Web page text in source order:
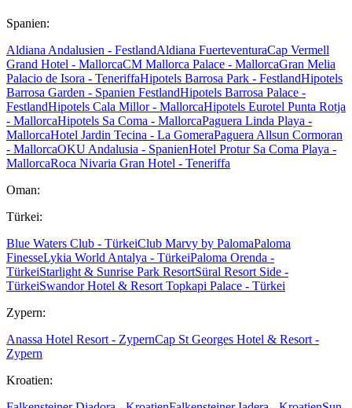
Spanien:
Aldiana Andalusien - FestlandAldiana FuerteventuraCap Vermell
Grand Hotel - MallorcaCM Mallorca Palace - MallorcaGran Melia
Palacio de Isora - TeneriffaHipotels Barrosa Park - FestlandHipotels
Barrosa Garden - Spanien FestlandHipotels Barrosa Palace -
FestlandHipotels Cala Millor - MallorcaHipotels Eurotel Punta Rotja
- MallorcaHipotels Sa Coma - MallorcaPaguera Linda Playa -
MallorcaHotel Jardin Tecina - La GomeraPaguera Allsun Cormoran
- MallorcaOKU Andalusia - SpanienHotel Protur Sa Coma Playa -
MallorcaRoca Nivaria Gran Hotel - Teneriffa
Oman:
Türkei:
Blue Waters Club - TürkeiClub Marvy by PalomaPaloma
FinesseLykia World Antalya - TürkeiPaloma Orenda -
TürkeiStarlight & Sunrise Park ResortSüral Resort Side -
TürkeiSwandor Hotel & Resort Topkapi Palace - Türkei
Zypern:
Anassa Hotel Resort - ZypernCap St Georges Hotel & Resort -
Zypern
Kroatien: